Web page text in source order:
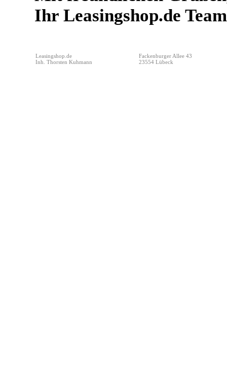
Ihr Leasingshop.de Team
Leasingshop.de
Inh. Thorsten Kuhmann
Fackenburger Allee 43
23554 Lübeck